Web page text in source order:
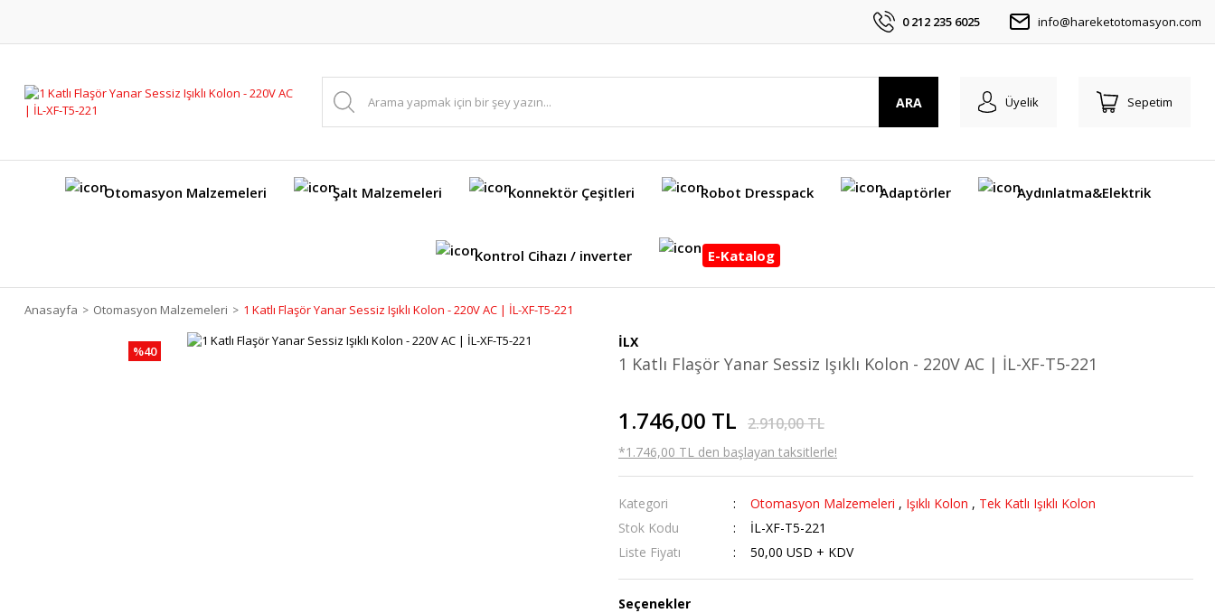
0 212 235 6025 info@hareketotomasyon.com
ARA Üyelik Sepetim
Otomasyon Malzemeleri Şalt Malzemeleri Konnektör Çeşitleri Robot Dresspack Adaptörler Aydınlatma&Elektrik
Kontrol Cihazı / inverter E-Katalog
Anasayfa Otomasyon Malzemeleri 1 Katlı Flaşör Yanar Sessiz Işıklı Kolon - 220V AC | İL-XF-T5-221
%40
İLX
1 Katlı Flaşör Yanar Sessiz Işıklı Kolon - 220V AC | İL-XF-T5-221
1.746,00 TL 2.910,00 TL
*1.746,00 TL den başlayan taksitlerle!
Kategori Otomasyon Malzemeleri , Işıklı Kolon , Tek Katlı Işıklı Kolon
Stok Kodu
İL-XF-T5-221
Liste Fiyatı
50,00 USD + KDV
Seçenekler